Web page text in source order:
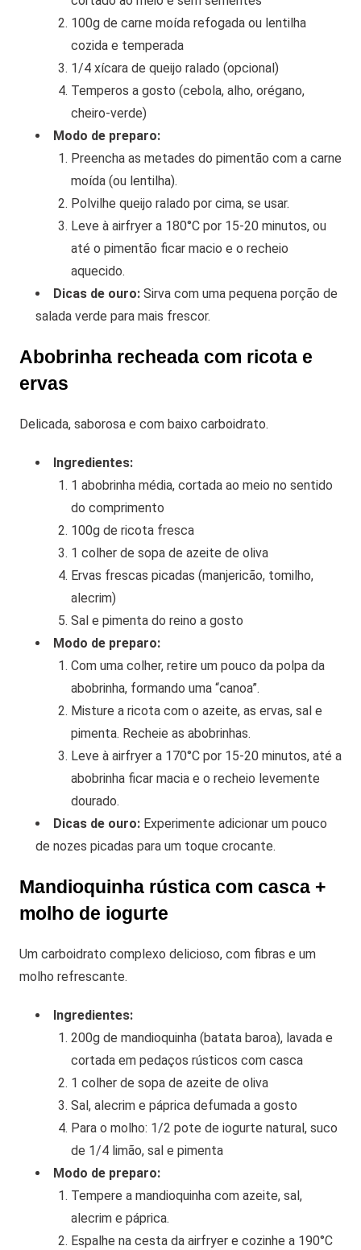
100g de carne moída refogada ou lentilha
cozida e temperada
1/4 xícara de queijo ralado (opcional)
Temperos a gosto (cebola, alho, orégano,
cheiro-verde)
Modo de preparo:
Preencha as metades do pimentão com a carne
moída (ou lentilha).
Polvilhe queijo ralado por cima, se usar.
Leve à airfryer a 180°C por 15-20 minutos, ou
até o pimentão ficar macio e o recheio
aquecido.
Dicas de ouro: Sirva com uma pequena porção de
salada verde para mais frescor.
Abobrinha recheada com ricota e
ervas
Delicada, saborosa e com baixo carboidrato.
Ingredientes:
1 abobrinha média, cortada ao meio no sentido
do comprimento
100g de ricota fresca
1 colher de sopa de azeite de oliva
Ervas frescas picadas (manjericão, tomilho,
alecrim)
Sal e pimenta do reino a gosto
Modo de preparo:
Com uma colher, retire um pouco da polpa da
abobrinha, formando uma “canoa”.
Misture a ricota com o azeite, as ervas, sal e
pimenta. Recheie as abobrinhas.
Leve à airfryer a 170°C por 15-20 minutos, até a
abobrinha ficar macia e o recheio levemente
dourado.
Dicas de ouro: Experimente adicionar um pouco
de nozes picadas para um toque crocante.
Mandioquinha rústica com casca +
molho de iogurte
Um carboidrato complexo delicioso, com fibras e um
molho refrescante.
Ingredientes:
200g de mandioquinha (batata baroa), lavada e
cortada em pedaços rústicos com casca
1 colher de sopa de azeite de oliva
Sal, alecrim e páprica defumada a gosto
Para o molho: 1/2 pote de iogurte natural, suco
de 1/4 limão, sal e pimenta
Modo de preparo:
Tempere a mandioquinha com azeite, sal,
alecrim e páprica.
Espalhe na cesta da airfryer e cozinhe a 190°C